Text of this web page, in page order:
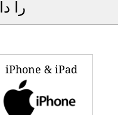
را
iPhone & iPad